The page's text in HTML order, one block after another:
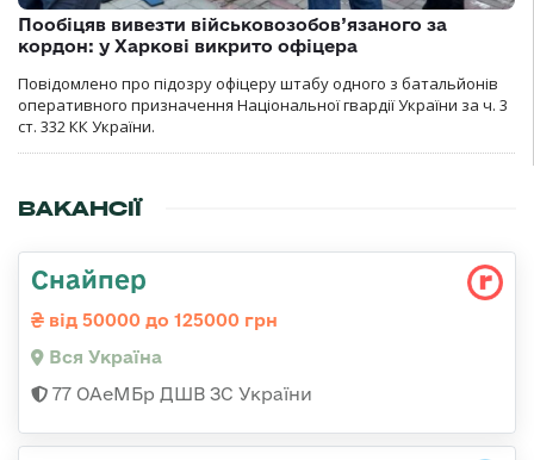
Пообіцяв вивезти військовозобов’язаного за
кордон: у Харкові викрито офіцера
Повідомлено про підозру офіцеру штабу одного з батальйонів
оперативного призначення Національної гвардії України за ч. 3
ст. 332 КК України.
ВАКАНСІЇ
Снайпер
від 50000 до 125000 грн
Вся Україна
77 ОАеМБр ДШВ ЗС України